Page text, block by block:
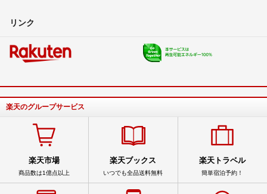
リンク
楽天のグループサービス
楽天市場
商品数は1億点以上
楽天ブックス
いつでも全品送料無料
楽天トラベル
簡単宿泊予約！